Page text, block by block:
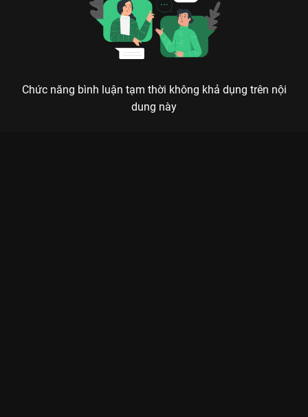
Chức năng bình luận tạm thời không khả dụng trên nội
dung này